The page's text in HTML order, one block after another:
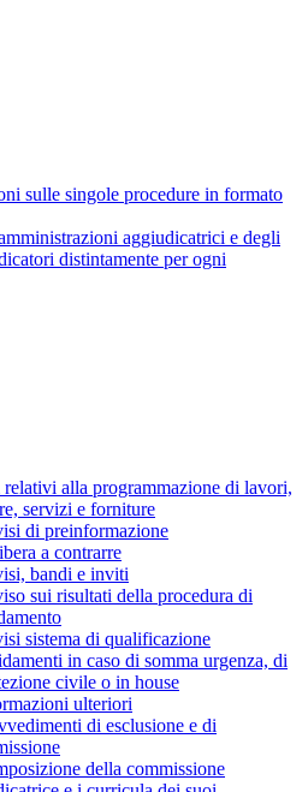
sulle singole procedure in formato
aggiudicatrici e degli
distintamente per ogni
alla programmazione di lavori,
servizi e forniture
di preinformazione
a contrarre
bandi e inviti
sui risultati della procedura di
sistema di qualificazione
in caso di somma urgenza, di
civile o in house
ulteriori
di esclusione e di
della commissione